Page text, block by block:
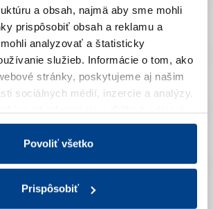
a obsah, najmä aby sme mohli
prispôsobiť obsah a reklamu a
analyzovať a štatisticky
služieb. Informácie o tom, ako
stránky, poskytujeme aj našim
sociálnych médií, inzercie a analýzy.
alebo ktoré vás získali, keď ste
Viac informácií nájdete v Zásadách
cookies.
Povoliť všetko
Prispôsobiť